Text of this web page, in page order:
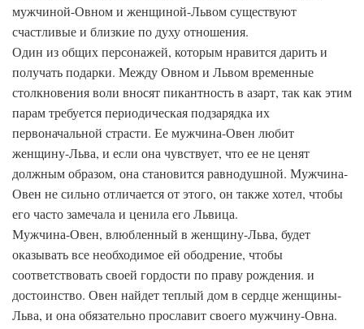
мужчиной-Овном и женщиной-Львом существуют
счастливые и близкие по духу отношения.
Один из общих персонажей, которым нравится дарить и
получать подарки. Между Овном и Львом временные
столкновения воли вносят пикантность в азарт, так как этим
парам требуется периодическая подзарядка их
первоначальной страсти. Ее мужчина-Овен любит
женщину-Льва, и если она чувствует, что ее не ценят
должным образом, она становится равнодушной. Мужчина-
Овен не сильно отличается от этого, он также хотел, чтобы
его часто замечала и ценила его Львица.
Мужчина-Овен, влюбленный в женщину-Льва, будет
оказывать все необходимое ей ободрение, чтобы
соответствовать своей гордости по праву рождения. и
достоинство. Овен найдет теплый дом в сердце женщины-
Льва, и она обязательно прославит своего мужчину-Овна.